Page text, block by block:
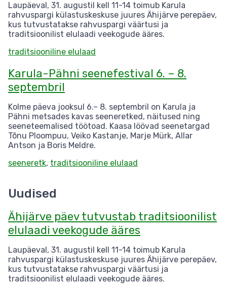
Laupäeval, 31. augustil kell 11-14 toimub Karula
rahvuspargi külastuskeskuse juures Ähijärve perepäev,
kus tutvustatakse rahvuspargi väärtusi ja
traditsioonilist elulaadi veekogude ääres.
traditsiooniline elulaad
Karula-Pähni seenefestival 6. – 8.
septembril
Kolme päeva jooksul 6.– 8. septembril on Karula ja
Pähni metsades kavas seeneretked, näitused ning
seeneteemalised töötoad. Kaasa löövad seenetargad
Tõnu Ploompuu, Veiko Kastanje, Marje Mürk, Allar
Antson ja Boris Meldre.
seeneretk, traditsiooniline elulaad
Uudised
Ähijärve päev tutvustab traditsioonilist
elulaadi veekogude ääres
Laupäeval, 31. augustil kell 11-14 toimub Karula
rahvuspargi külastuskeskuse juures Ähijärve perepäev,
kus tutvustatakse rahvuspargi väärtusi ja
traditsioonilist elulaadi veekogude ääres.